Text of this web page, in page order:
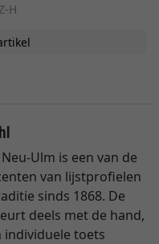
H
Ulm is een van de
van lijstprofielen
sinds 1868. De
deels met de hand,
individuele toets